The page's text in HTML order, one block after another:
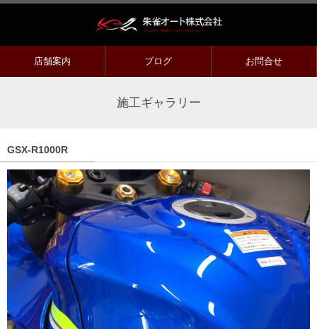
店舗案内 ブログ お問合せ
施工ギャラリー
GSX-R1000R